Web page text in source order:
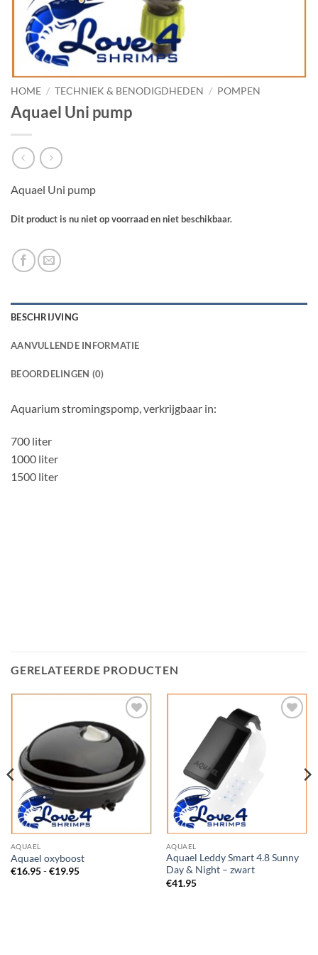
HOME / TECHNIEK & BENODIGDHEDEN / POMPEN
Aquael Uni pump
Aquael Uni pump
Dit product is nu niet op voorraad en niet beschikbaar.
BESCHRIJVING
AANVULLENDE INFORMATIE
BEOORDELINGEN (0)
Aquarium stromingspomp, verkrijgbaar in:
700 liter
1000 liter
1500 liter
GERELATEERDE PRODUCTEN
Add to
Wishlist
AQUAEL
Aquael oxyboost
€16.95 - €19.95Prijsklasse:
AQUAEL
Aquael Leddy Smart 4.8 Sunny
Day & Night – zwart
€41.95